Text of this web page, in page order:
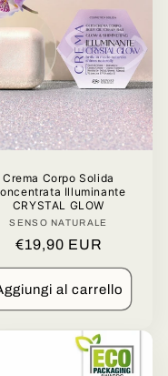
Crema Corpo Solida
Illuminante
CRYSTAL GLOW
Produttore:
SENSO NATURALE
Prezzo
di
listino
€19,90 EUR
al carrello